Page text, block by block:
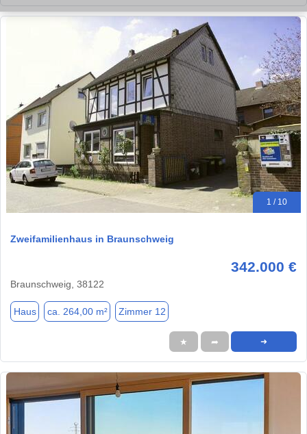
1 / 10
Zweifamilienhaus in Braunschweig
342.000 €
Braunschweig, 38122
Haus ca. 264,00 m² Zimmer 12
★ ➦ ➜